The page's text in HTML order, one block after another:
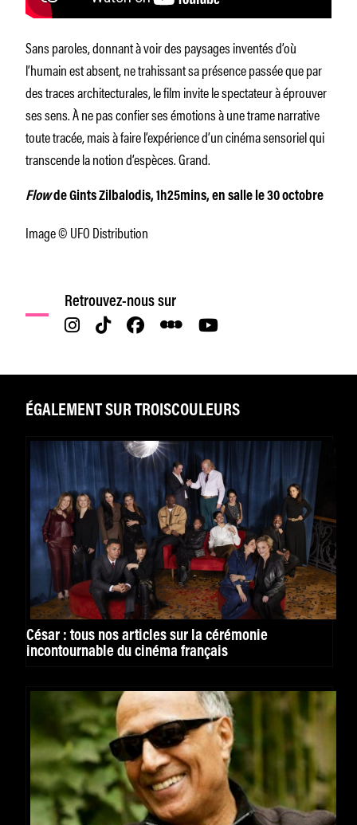
Sans paroles, donnant à voir des paysages inventés d’où
l’humain est absent, ne trahissant sa présence passée que par
des traces architecturales, le film invite le spectateur à éprouver
ses sens. À ne pas confier ses émotions à une trame narrative
toute tracée, mais à faire l’expérience d’un cinéma sensoriel qui
transcende la notion d’espèces. Grand.
Flowde Gints Zilbalodis, 1h25mins, en salle le 30 octobre
Image © UFO Distribution
Retrouvez-nous sur
ÉGALEMENT SUR TROISCOULEURS
César : tous nos articles sur la cérémonie
incontournable du cinéma français